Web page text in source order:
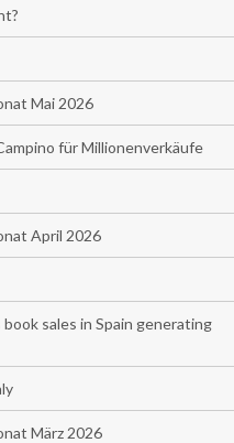
Mai 2026
für Millionenverkäufe
April 2026
sales in Spain generating
März 2026